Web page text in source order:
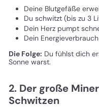
Deine Blutgefäße
Du schwitzt (bis zu 3
Dein Herz pumpt
Dein
Die Folge: Du fühlst dich
Sonne warst.
2. Der große
Schwitzen